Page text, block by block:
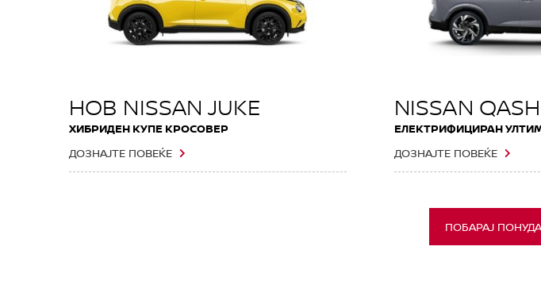
НОВ NISSAN JUKE
ХИБРИДЕН КУПЕ КРОСОВЕР
ДОЗНАЈТЕ ПОВЕЌЕ
NISSAN
ЕЛЕКТРИФИЦИРАН
ДОЗНАЈТЕ ПОВЕЌЕ
ПОБАРАЈ ПОНУДА